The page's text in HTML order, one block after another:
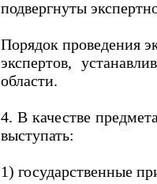
подвергнуты
Порядок проведения
экспертов,
области.
4. В качестве
выступать:
1) государственные